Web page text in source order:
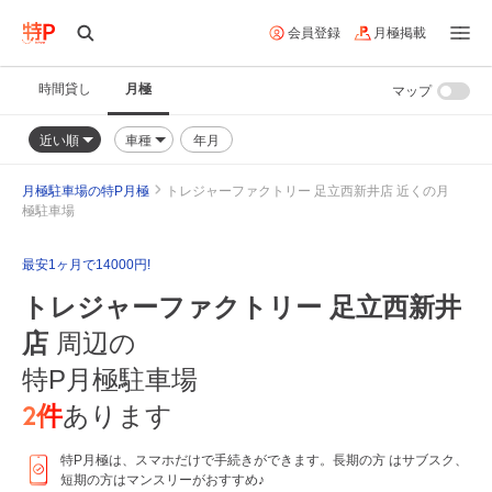
会員登録 月極掲載
時間貸し 月極
近い順 車種 年月
マップ
月極駐車場の特P月極
トレジャーファクトリー 足立西新井店 近くの月
極駐車場
最安1ヶ月で14000円!
トレジャーファクトリー 足立西新井
店 周辺の
特P月極駐車場
2件あります
特P月極は、スマホだけで手続きができます。長期の方 はサブスク、
短期の方はマンスリーがおすすめ♪